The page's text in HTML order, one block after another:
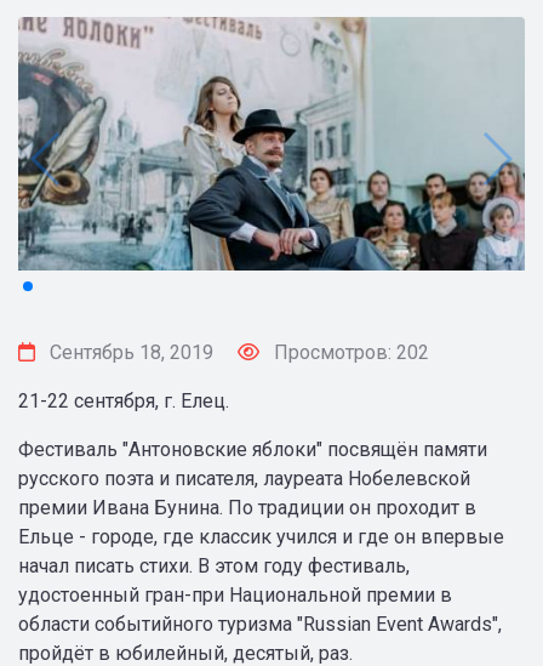
Сентябрь 18, 2019 Просмотров: 202
21-22 сентября, г. Елец.
Фестиваль "Антоновские яблоки" посвящён памяти
русского поэта и писателя, лауреата Нобелевской
премии Ивана Бунина. По традиции он проходит в
Ельце - городе, где классик учился и где он впервые
начал писать стихи. В этом году фестиваль,
удостоенный гран-при Национальной премии в
области событийного туризма "Russian Event Awards",
пройдёт в юбилейный, десятый, раз.